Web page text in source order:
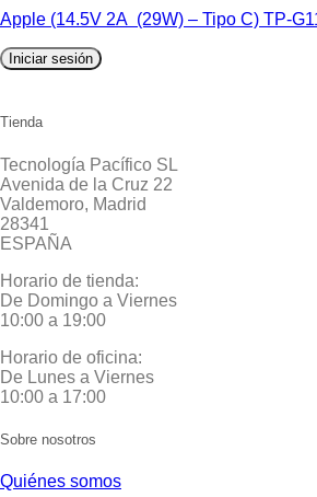
Apple (14.5V 2A (29W) – Tipo C) TP-
Iniciar sesión
Tienda
Tecnología Pacífico SL
Avenida de la Cruz 22
Valdemoro, Madrid
28341
ESPAÑA
Horario de tienda:
De Domingo a Viernes
10:00 a 19:00
Horario de oficina:
De Lunes a Viernes
10:00 a 17:00
Sobre nosotros
Quiénes somos